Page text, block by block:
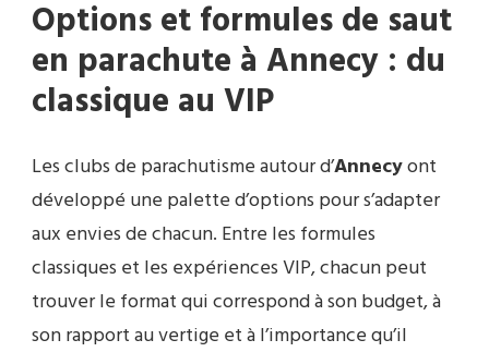
Options et formules de saut
en parachute à Annecy : du
classique au VIP
Les clubs de parachutisme autour d’Annecyont
développé une palette d’options pour s’adapter
aux envies de chacun. Entre les formules
classiques et les expériences VIP, chacun peut
trouver le format qui correspond à son budget, à
son rapport au vertige et à l’importance qu’il